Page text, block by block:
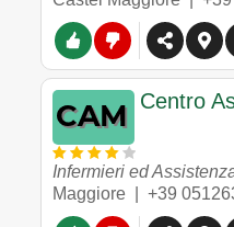
Centro
Infermieri ed
Maggiore | +39